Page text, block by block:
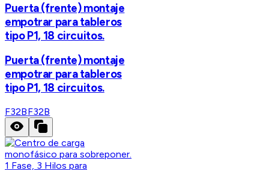
Puerta (frente) montaje
empotrar para tableros
tipo P1, 18 circuitos.
Puerta (frente) montaje
empotrar para tableros
tipo P1, 18 circuitos.
F32BF32B